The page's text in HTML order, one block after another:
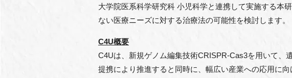
大学院医系科学研究科 小児科学と連携して実施する本
ない医療ニーズに対する治療法の可能性を検討します。
C4U概要
C4Uは、新規ゲノム編集技術CRISPR-Cas3を用いて、
提携により推進すると同時に、幅広い産業への応用に